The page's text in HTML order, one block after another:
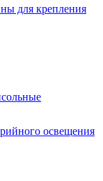
для крепления
освещения